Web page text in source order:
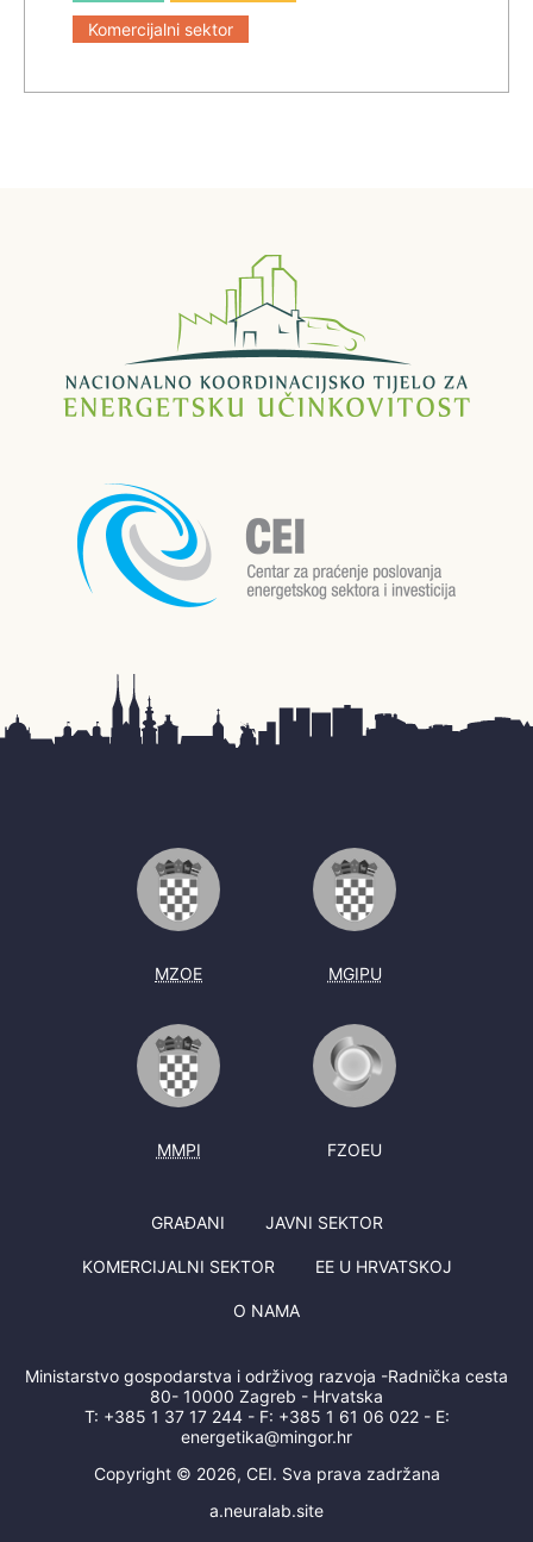
Komercijalni sektor
MZOE MGIPU
MMPI FZOEU
GRAĐANI JAVNI SEKTOR
KOMERCIJALNI SEKTOR EE U HRVATSKOJ
O NAMA
Ministarstvo gospodarstva i održivog razvoja -Radnička cesta
80- 10000 Zagreb - Hrvatska
T: +385 1 37 17 244- F: +385 1 61 06 022- E:
energetika@mingor.hr
Copyright © 2026, CEI. Sva prava zadržana
a.neuralab.site